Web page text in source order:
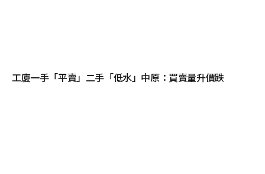
工廈一手「平賣」二手「低水」中原：買賣量升價跌